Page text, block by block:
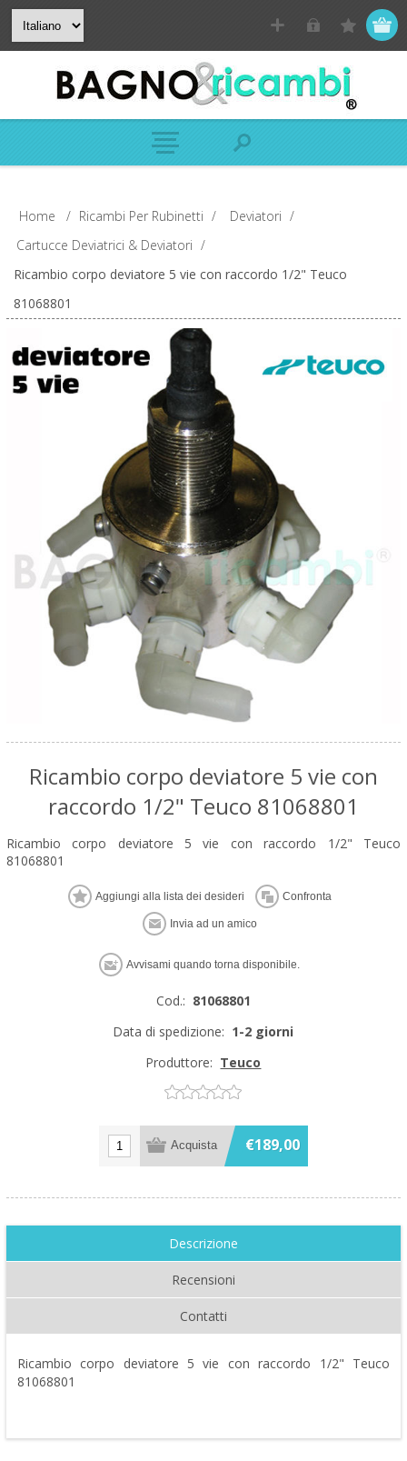
Home / Ricambi Per Rubinetti / Deviatori /
Cartucce Deviatrici & Deviatori /
Ricambio corpo deviatore 5 vie con raccordo 1/2" Teuco
81068801
Ricambio corpo deviatore 5 vie con
raccordo 1/2" Teuco 81068801
Ricambio corpo deviatore 5 vie con raccordo 1/2" Teuco
81068801
Cod.: 81068801
Data di spedizione: 1-2 giorni
Produttore: Teuco
€189,00
Descrizione
Recensioni
Contatti
Ricambio corpo deviatore 5 vie con raccordo 1/2" Teuco
81068801